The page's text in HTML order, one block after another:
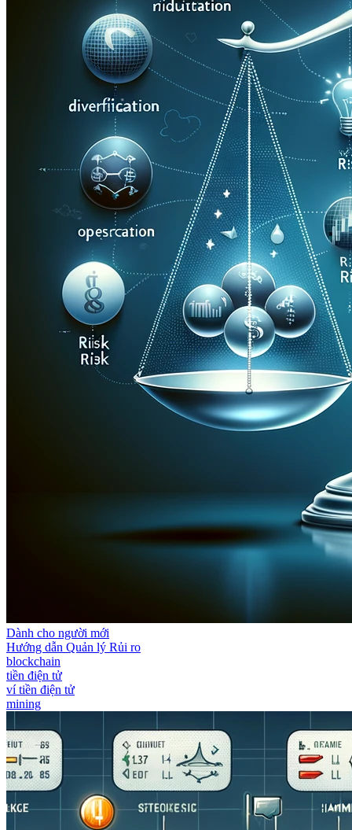
Dành cho người mới
Hướng dẫn Quản lý Rủi ro
blockchain
tiền điện tử
ví tiền điện tử
mining